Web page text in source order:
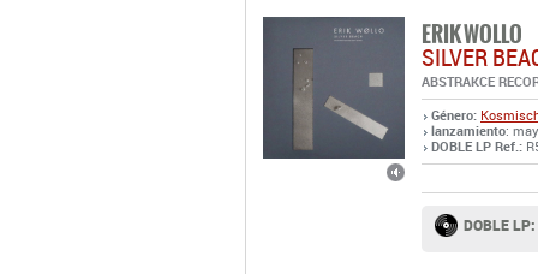
ERIK WOLLO
SILVER
ABSTRAKCE
Género:
lanzamiento:
DOBLE LP Ref.:
DOBLE LP: